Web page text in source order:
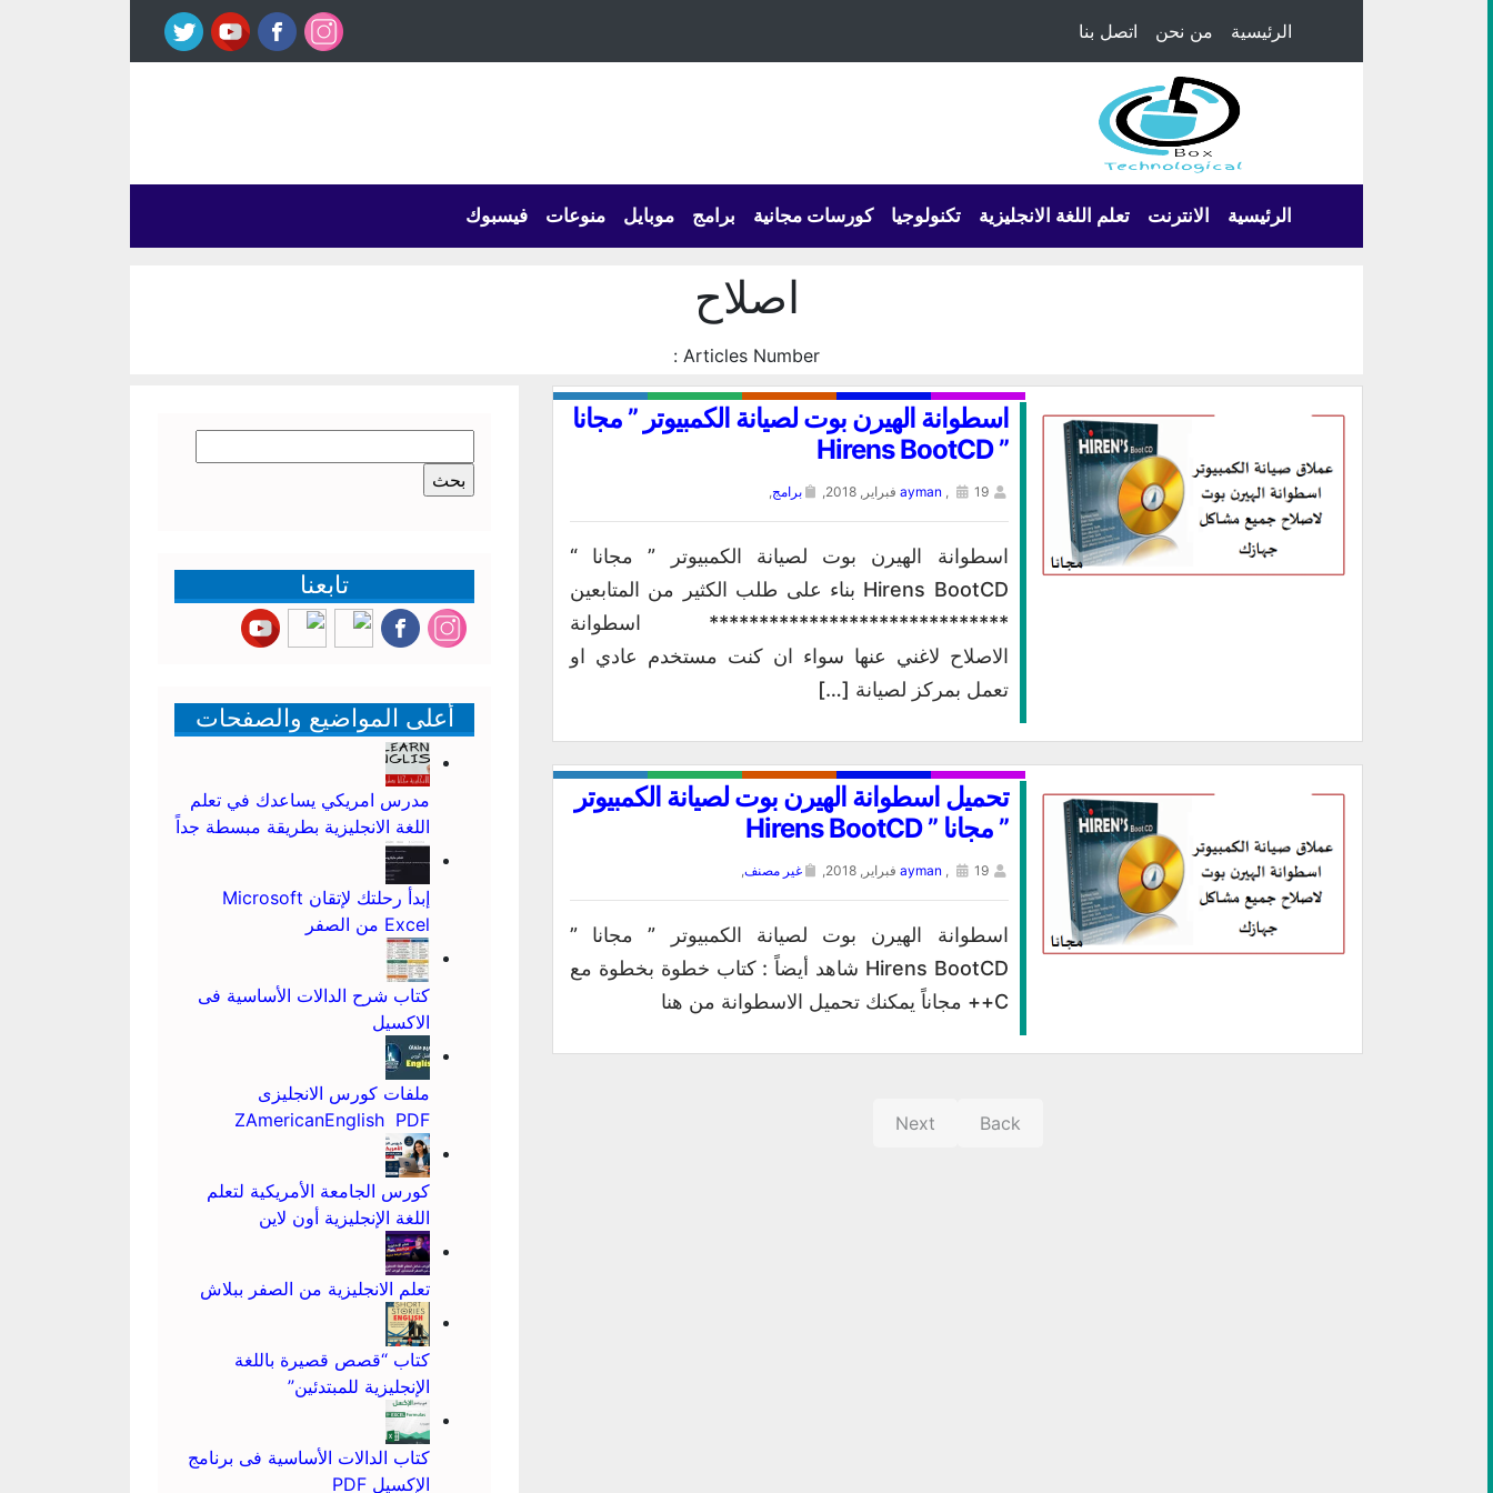
الرئيسية من نحن اتصل بنا
الرئيسية الانترنت تعلم اللغة الانجليزية تكنولوجيا كورسات مجانية برامج موبايل منوعات فيسبوك
اصلاح
Articles Number :
اسطوانة الهيرن بوت لصيانة الكمبيوتر ” مجانا
” Hirens BootCD
ayman , 19 فبراير, 2018, برامج,
اسطوانة الهيرن بوت لصيانة الكمبيوتر ” مجانا “
Hirens BootCD بناء على طلب الكثير من المتابعين
****************************** اسطوانة
الاصلاح لاغني عنها سواء ان كنت مستخدم عادي او
تعمل بمركز لصيانة […]
تحميل اسطوانة الهيرن بوت لصيانة الكمبيوتر
” مجانا ” Hirens BootCD
ayman , 19 فبراير, 2018, غير مصنف,
اسطوانة الهيرن بوت لصيانة الكمبيوتر ” مجانا ”
Hirens BootCD شاهد أيضاً : كتاب خطوة بخطوة مع
C++ مجاناً يمكنك تحميل الاسطوانة من هنا
Back
Next
عن:
تابعنا
أعلى المواضيع والصفحات
مدرس امريكي يساعدك في تعلم
اللغة الانجليزية بطريقة مبسطة جداً
إبدأ رحلتك لإتقان Microsoft
Excel من الصفر
كتاب شرح الدالات الأساسية فى
الاكسيل
ملفات كورس الانجليزى
ZAmericanEnglish PDF
كورس الجامعة الأمريكية لتعلم
اللغة الإنجليزية أون لاين
تعلم الانجليزية من الصفر ببلاش
كتاب “قصص قصيرة باللغة
الإنجليزية للمبتدئين”
كتاب الدالات الأساسية فى برنامج
الإكسيل PDF